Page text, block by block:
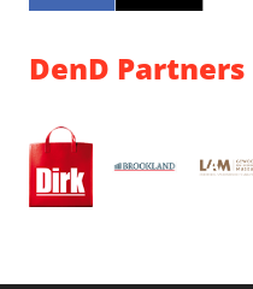
DenD Partners